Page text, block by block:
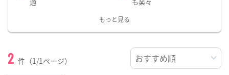
もっと見る
2 件（1/1ページ）